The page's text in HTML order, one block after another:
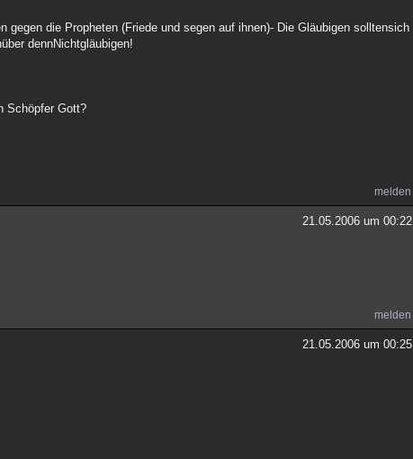
die Propheten (Friede und segen auf ihnen)- Die Gläubigen solltensich
dennNichtgläubigen!
Schöpfer Gott?
melden
21.05.2006 um 00:22
melden
21.05.2006 um 00:25